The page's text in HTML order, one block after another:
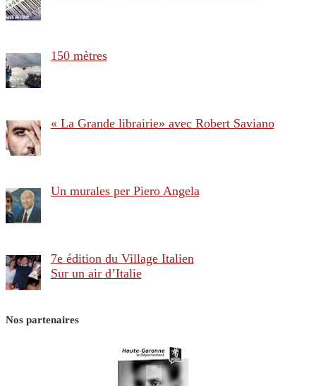
150 mètres
« La Grande librairie» avec Robert Saviano
Un murales per Piero Angela
7e édition du Village Italien
Sur un air d’Italie
Nos partenaires